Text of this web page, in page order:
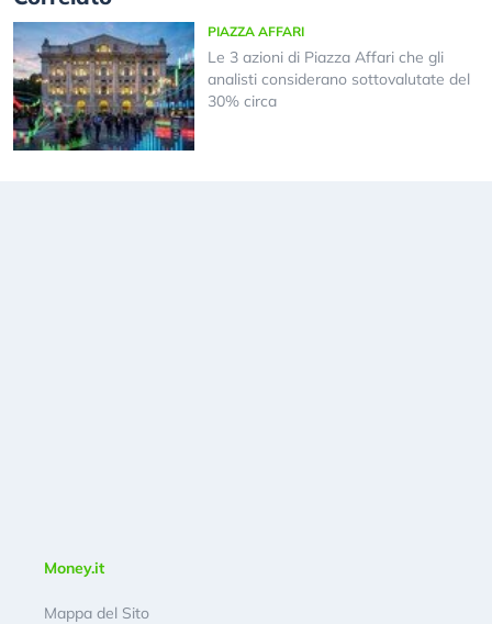
PIAZZA AFFARI
Le 3 azioni di Piazza Affari che gli
analisti considerano sottovalutate del
30% circa
Money.it
Mappa del Sito